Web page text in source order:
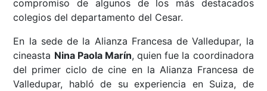
compromiso de algunos de los más destacados
colegios del departamento del Cesar.
En la sede de la Alianza Francesa de Valledupar, la
cineasta Nina Paola Marín, quien fue la coordinadora
del primer ciclo de cine en la Alianza Francesa de
Valledupar, habló de su experiencia en Suiza, de